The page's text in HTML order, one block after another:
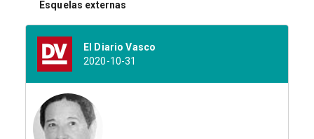
Esquelas externas
El Diario Vasco
2020-10-31